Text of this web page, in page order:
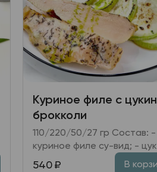
Куриное филе с
брокколи
110/220/50/27 гр Состав: -
куриное филе су-вид; -
брокколи; - соус из печенного
540₽ В